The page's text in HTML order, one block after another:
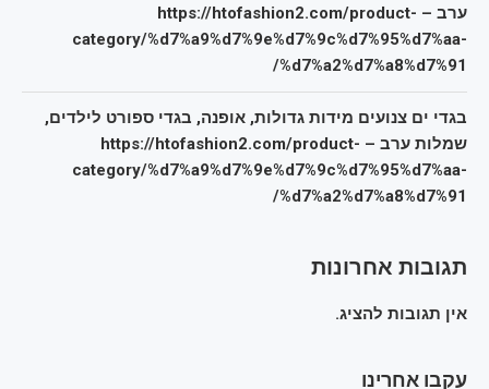
ערב – https://htofashion2.com/product-
category/%d7%a9%d7%9e%d7%9c%d7%95%d7%aa-
%d7%a2%d7%a8%d7%91/
בגדי ים צנועים מידות גדולות, אופנה, בגדי ספורט לילדים,
שמלות ערב – https://htofashion2.com/product-
category/%d7%a9%d7%9e%d7%9c%d7%95%d7%aa-
%d7%a2%d7%a8%d7%91/
תגובות אחרונות
אין תגובות להציג.
עקבו אחרינו